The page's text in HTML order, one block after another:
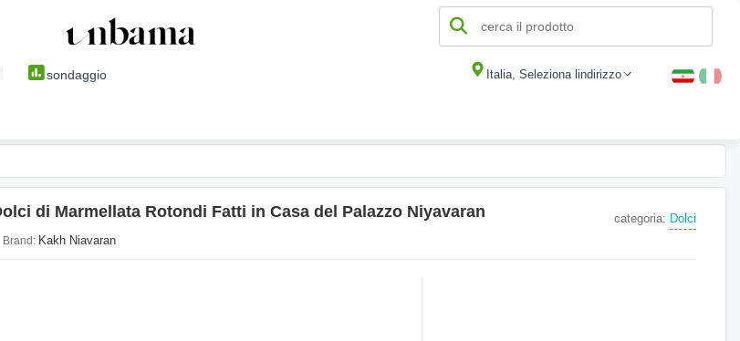
sondaggio Italia, Seleziona lindirizzo
di Marmellata Rotondi Fatti in Casa del Palazzo Niyavaran
Brand: Kakh Niavaran
categoria: Dolci